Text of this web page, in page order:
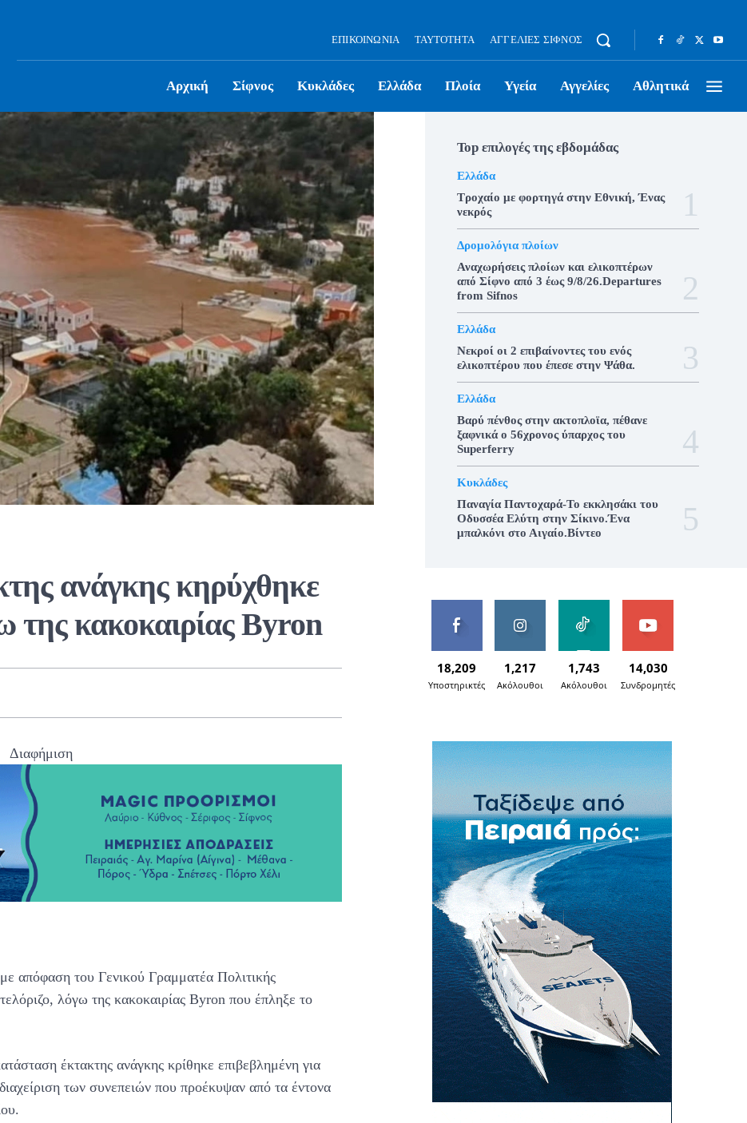
ΕΠΙΚΟΙΝΩΝΊΑ ΤΑΥΤΌΤΗΤΑ ΑΓΓΕΛΊΕΣ ΣΊΦΝΟΣ
Αρχική Σίφνος Κυκλάδες Ελλάδα Πλοία Υγεία Αγγελίες Αθλητικά
ανάγκης κηρύχθηκε
της κακοκαιρίας Byron
Διαφήμιση
απόφαση του Γενικού Γραμματέα Πολιτικής
λόγω της κακοκαιρίας Byron που έπληξε το
έκτακτης ανάγκης κρίθηκε επιβεβλημένη για
των συνεπειών που προέκυψαν από τα έντονα
Top επιλογές της εβδομάδας
Ελλάδα
Τροχαίο με φορτηγά στην Εθνική, Ένας
νεκρός
Δρομολόγια πλοίων
Αναχωρήσεις πλοίων και ελικοπτέρων
από Σίφνο από 3 έως 9/8/26.Departures
from Sifnos
Ελλάδα
Νεκροί οι 2 επιβαίνοντες του ενός
ελικοπτέρου που έπεσε στην Ψάθα.
Ελλάδα
Βαρύ πένθος στην ακτοπλοϊα, πέθανε
ξαφνικά ο 56χρονος ύπαρχος του
Superferry
Κυκλάδες
Παναγία Παντοχαρά-Το εκκλησάκι του
Οδυσσέα Ελύτη στην Σίκινο.Ένα
μπαλκόνι στο Αιγαίο.Βίντεο
18,209
Υποστηρικτές
1,217
Ακόλουθοι
1,743
Ακόλουθοι
14,030
Συνδρομητές